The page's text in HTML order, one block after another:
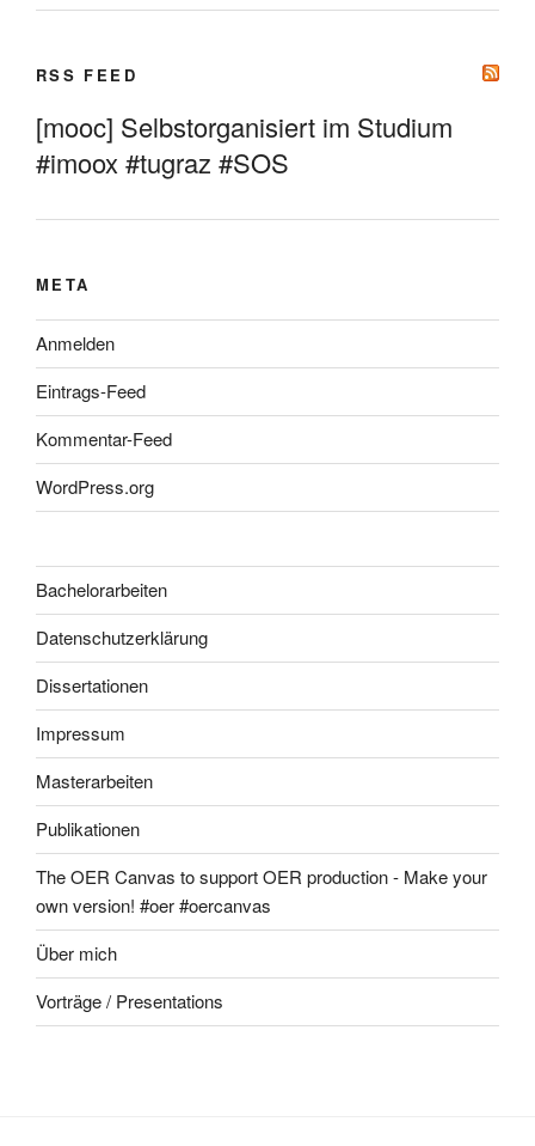
RSS FEED
[mooc] Selbstorganisiert im Studium
#imoox #tugraz #SOS
META
Anmelden
Eintrags-Feed
Kommentar-Feed
WordPress.org
Bachelorarbeiten
Datenschutzerklärung
Dissertationen
Impressum
Masterarbeiten
Publikationen
The OER Canvas to support OER production - Make your
own version! #oer #oercanvas
Über mich
Vorträge / Presentations